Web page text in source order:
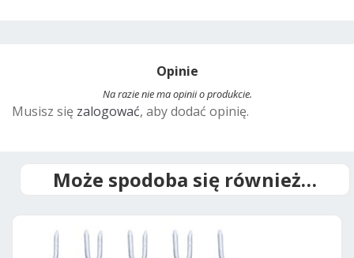
n
Opinie
Na razie nie ma opinii o produkcie.
Musisz się zalogować, aby dodać opinię.
Może spodoba się również…